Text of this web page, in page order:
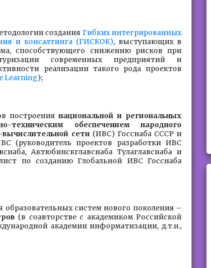
создания Гибких интегрированных
и консалтинга (ГИСКОК), выступающих в
способствующего снижению рисков при
современных предприятий и
реализации такого рода проектов
Learning);
построения национальной и региональных
техническим обеспечением народного
сети (ИВС) Госснаба СССР и
(руководитель проектов разработки ИВС
Актюбинскглавснаба Тулаглавснаба и
по созданию Глобальной ИВС Госснаба
образовательных систем нового поколения –
(в соавторстве с академиком Российской
академии информатизации, д.т.н.,